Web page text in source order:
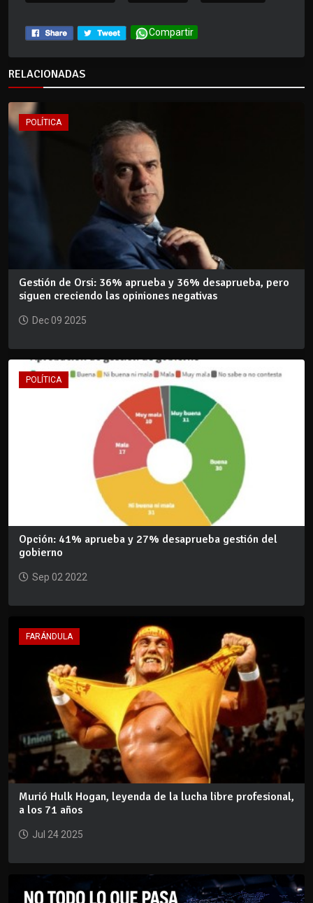
Compartir
RELACIONADAS
POLÍTICA
Gestión de Orsi: 36% aprueba y 36% desaprueba, pero
siguen creciendo las opiniones negativas
Dec 09 2025
POLÍTICA
Opción: 41% aprueba y 27% desaprueba gestión del
gobierno
Sep 02 2022
FARÁNDULA
Murió Hulk Hogan, leyenda de la lucha libre profesional,
a los 71 años
Jul 24 2025